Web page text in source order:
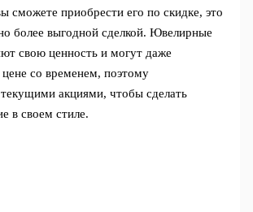
сможете приобрести его по скидке, это
более выгодной сделкой. Ювелирные
свою ценность и могут даже
цене со временем, поэтому
текущими акциями, чтобы сделать
в своем стиле.